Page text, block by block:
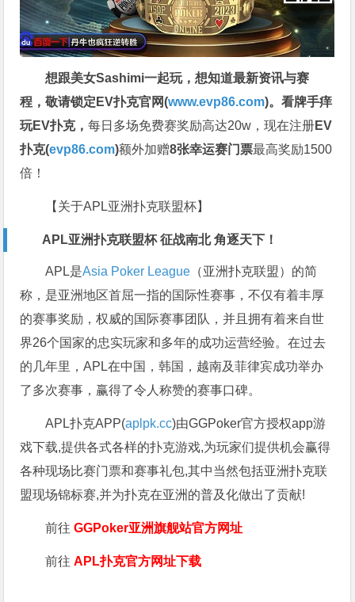
想跟美女Sashimi一起玩，想知道最新资讯与赛
程，敬请锁定EV扑克官网(www.evp86.com)。看牌手痒
玩EV扑克，每日多场免费赛奖励高达20w，现在注册EV
扑克(evp86.com)额外加赠8张幸运赛门票最高奖励1500
倍！
【关于APL亚洲扑克联盟杯】
APL亚洲扑克联盟杯 征战南北 角逐天下！
APL是Asia Poker League （亚洲扑克联盟）的简
称，是亚洲地区首屈一指的国际性赛事，不仅有着丰厚
的赛事奖励，权威的国际赛事团队，并且拥有着来自世
界26个国家的忠实玩家和多年的成功运营经验。在过去
的几年里，APL在中国，韩国，越南及菲律宾成功举办
了多次赛事，赢得了令人称赞的赛事口碑。
APL扑克APP(aplpk.cc)由GGPoker官方授权app游
戏下载,提供各式各样的扑克游戏,为玩家们提供机会赢得
各种现场比赛门票和赛事礼包,其中当然包括亚洲扑克联
盟现场锦标赛,并为扑克在亚洲的普及化做出了贡献!
前往GGPoker亚洲旗舰站官方网址
前往APL扑克官方网址下载